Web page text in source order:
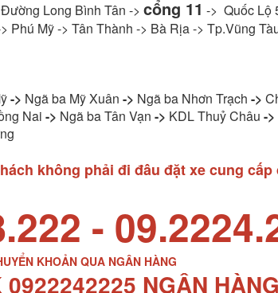
Long Bình Tân -> cổng 11 -> Quốc Lộ
Phú Mỹ -> Tân Thành -> Bà Rịa -> Tp.Vũng
-> Ngã ba Mỹ Xuân -> Ngã ba Nhơn Trạch ->
Nai -> Ngã ba Tân Vạn -> KDL Thuỷ Châu ->
không phải đi đâu đặt xe cung
-
KHOẢN QUA NGÂN HÀNG
NGÂN